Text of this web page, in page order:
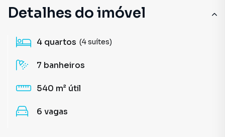
Detalhes do imóvel
4 quartos (4 suítes)
7 banheiros
540 m² útil
6 vagas